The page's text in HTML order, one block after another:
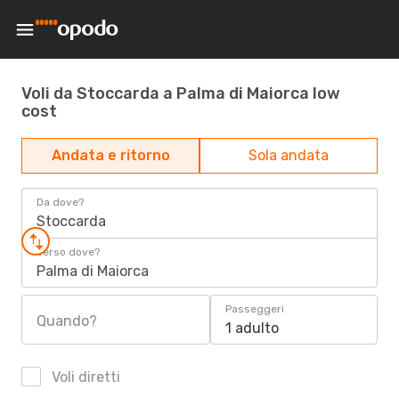
Voli da Stoccarda a Palma di Maiorca low
cost
Andata e ritorno Sola andata
Da dove?
Stoccarda
Verso dove?
Palma di Maiorca
Quando?
Passeggeri
1 adulto
Voli diretti